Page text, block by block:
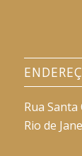
Rua Santa
Rio de